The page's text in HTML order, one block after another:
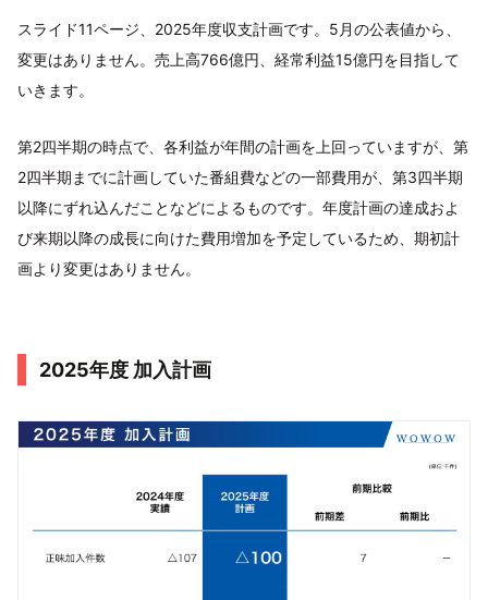
スライド11ページ、2025年度収支計画です。5月の公表値から、
変更はありません。売上高766億円、経常利益15億円を目指して
いきます。
第2四半期の時点で、各利益が年間の計画を上回っていますが、第
2四半期までに計画していた番組費などの一部費用が、第3四半期
以降にずれ込んだことなどによるものです。年度計画の達成およ
び来期以降の成長に向けた費用増加を予定しているため、期初計
画より変更はありません。
2025年度 加入計画